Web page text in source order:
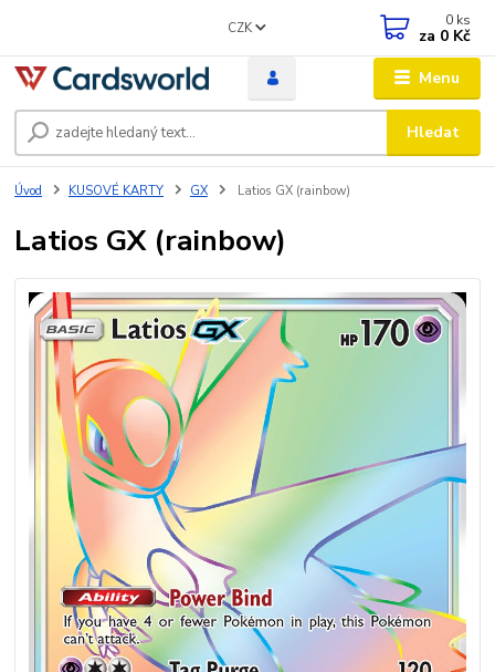
Menu
CZK
Hledat
0 ks
za 0 Kč
Úvod KUSOVÉ KARTY GX Latios GX (rainbow)
Latios GX (rainbow)